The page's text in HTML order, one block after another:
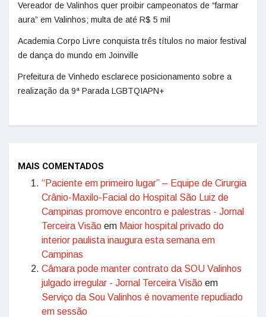
Vereador de Valinhos quer proibir campeonatos de “farmar
aura” em Valinhos; multa de até R$ 5 mil
Academia Corpo Livre conquista três títulos no maior festival
de dança do mundo em Joinville
Prefeitura de Vinhedo esclarece posicionamento sobre a
realização da 9ª Parada LGBTQIAPN+
MAIS COMENTADOS
“Paciente em primeiro lugar” – Equipe de Cirurgia
Crânio-Maxilo-Facial do Hospital São Luiz de
Campinas promove encontro e palestras - Jornal
Terceira Visão em Maior hospital privado do
interior paulista inaugura esta semana em
Campinas
Câmara pode manter contrato da SOU Valinhos
julgado irregular - Jornal Terceira Visão em
Serviço da Sou Valinhos é novamente repudiado
em sessão